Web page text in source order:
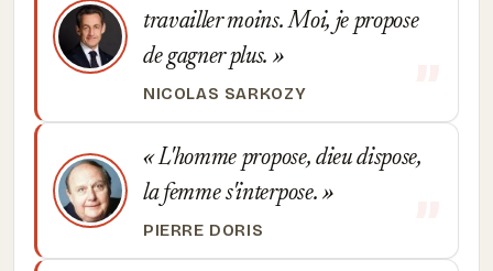
travailler moins. Moi, je propose
de gagner plus.
NICOLAS SARKOZY
L'homme propose, dieu dispose,
la femme s'interpose.
PIERRE DORIS